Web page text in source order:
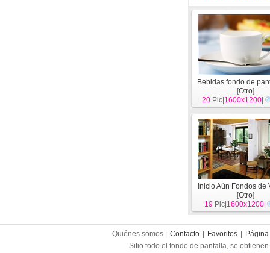
Bebidas fondo de
[Otro]
20 Pic| 1600x1200
Inicio Aún Fondos de
[Otro]
19 Pic| 1600x1200
Quiénes somos | Contacto Favoritos
Sitio todo el fondo de pantalla, se